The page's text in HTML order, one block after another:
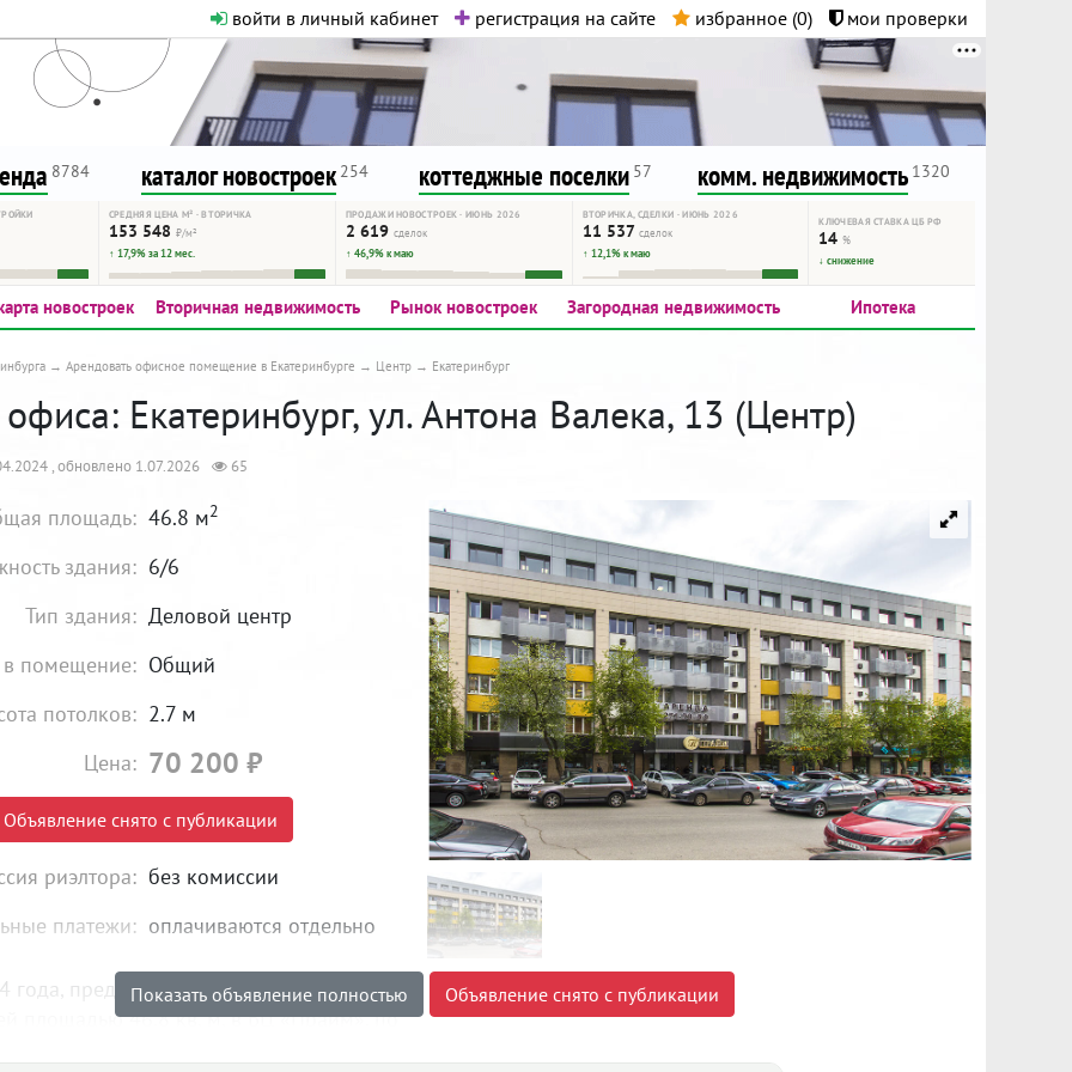
войти в личный кабинет регистрация на сайте избранное (0) мои проверки
Никакого шок-контента.
как он помогает вам. Удачи!
8784 каталог новостроек 254 коттеджные поселки 57 комм. недвижимость 1320
СРЕДНЯЯ ЦЕНА М² · ВТОРИЧКА
153 548 ₽/м²
↑ 17,9% за 12 мес.
ПРОДАЖИ НОВОСТРОЕК · ИЮНЬ 2026
2 619 сделок
↑ 46,9% к маю
ВТОРИЧКА, СДЕЛКИ · ИЮНЬ 2026
11 537 сделок
↑ 12,1% к маю
КЛЮЧЕВАЯ СТАВКА ЦБ РФ
14%
↓ снижение
новостроек Вторичная недвижимость Рынок новостроек Загородная недвижимость Ипотека
Арендовать офисное помещение в Екатеринбурге Центр Екатеринбург
Екатеринбург, ул. Антона Валека, 13 (Центр)
, обновлено 1.07.2026 65
площадь: 46.8 м2
здания: 6/6
Тип здания: Деловой центр
помещение: Общий
потолков: 2.7 м
Цена: 70 200 ₽
Объявление снято с публикации
риэлтора: без комиссии
платежи: оплачиваются отдельно
года, предлагается в аренду офис на 6-
площадью 46,8 кв. м. в БЦ «Прайм», по
Показать объявление полностью Объявление снято с публикации